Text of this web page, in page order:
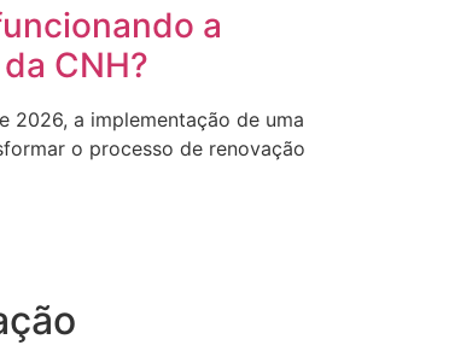
a
CNH?
2026, a implementação de uma
o processo de renovação